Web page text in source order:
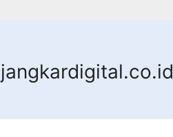
jangkardigital.co.id